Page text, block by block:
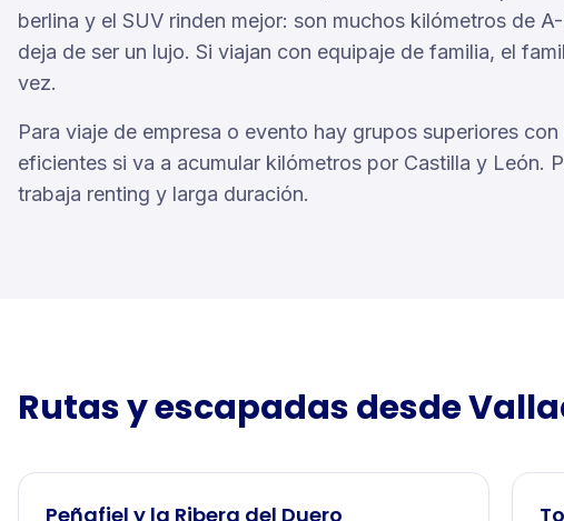
berlina y el SUV rinden mejor: son muchos kilómetros de
deja de ser un lujo. Si viajan con equipaje de familia, el
vez.
Para viaje de empresa o evento hay grupos superiores
eficientes si va a acumular kilómetros por Castilla y León.
trabaja renting y larga duración.
Rutas y escapadas desde
Peñafiel y la Ribera del Duero